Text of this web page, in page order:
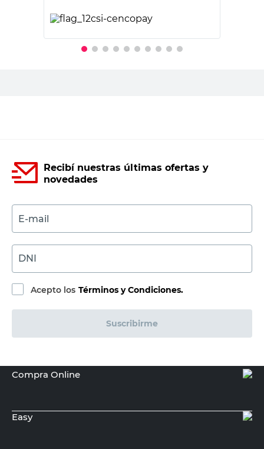
Recibí nuestras últimas ofertas y
novedades
E-mail
DNI
Acepto los Términos y Condiciones.
Suscribirme
Compra Online
Easy